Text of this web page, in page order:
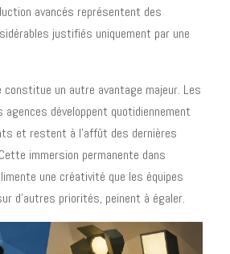
avancés représentent des
justifiés uniquement par une
constitue un autre avantage majeur. Les
développent quotidiennement
et restent à l'affût des dernières
immersion permanente dans
une créativité que les équipes
d'autres priorités, peinent à égaler.